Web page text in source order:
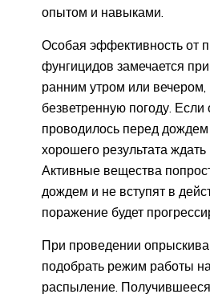
опытом и навыками.
Особая эффективность от
фунгицидов замечается
ранним утром или вечером,
безветренную погоду.
проводилось перед дождем
хорошего результата ждать
Активные вещества
дождем и не вступят в
поражение будет
При проведении
подобрать режим работы
распыление.